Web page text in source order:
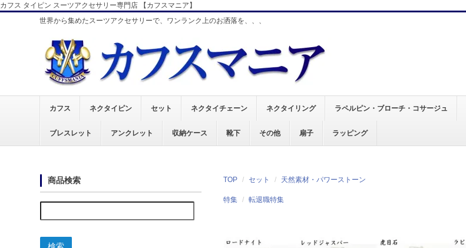
カフス タイピン スーツアクセサリー専門店 【カフスマニア】
世界から集めたスーツアクセサリーで、ワンランク上のお洒落を、、、
カフス ネクタイピン セット ネクタイチェーン ネクタイリング ラペルピン・ブローチ・コサージュ
ブレスレット アンクレット 収納ケース 靴下 その他 扇子 ラッピング
TOP セット 天然素材・パワーストーン
特集 転退職特集
商品検索
検索